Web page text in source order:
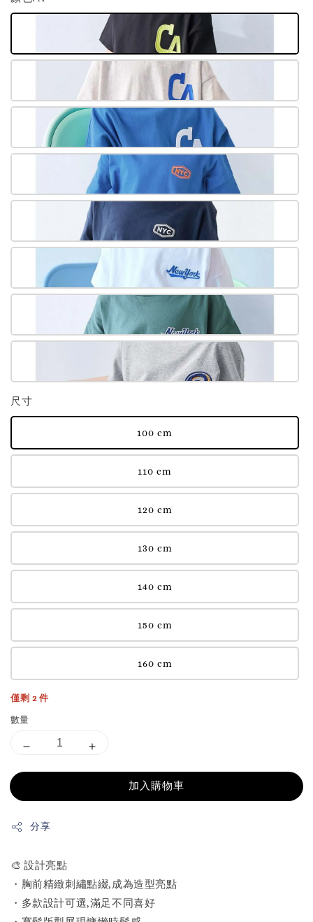
尺寸
100 cm
110 cm
120 cm
130 cm
140 cm
150 cm
160 cm
僅剩 2 件
數量
加入購物車
分享
🎨 設計亮點
・胸前精緻刺繡點綴,成為造型亮點
・多款設計可選,滿足不同喜好